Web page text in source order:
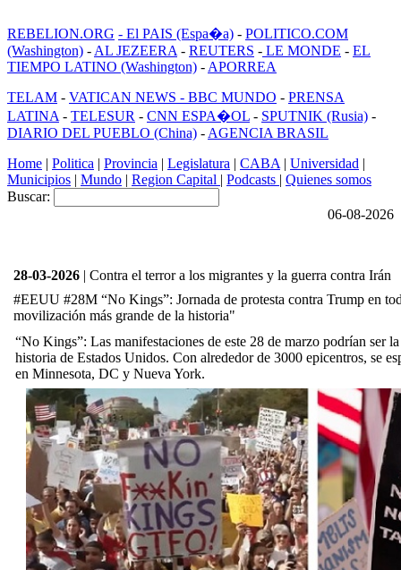
REBELION.ORG - El PAIS (Espa�a) - POLITICO.COM
(Washington) - AL JEZEERA - REUTERS - LE MONDE - EL
TIEMPO LATINO (Washington) - APORREA
TELAM - VATICAN NEWS - BBC MUNDO - PRENSA
LATINA - TELESUR - CNN ESPA�OL - SPUTNIK (Rusia) -
DIARIO DEL PUEBLO (China) - AGENCIA BRASIL
Home | Politica | Provincia | Legislatura | CABA | Universidad |
Municipios | Mundo | Region Capital | Podcasts | Quienes somos
Buscar:
06-08-2026
28-03-2026 | Contra el terror a los migrantes y la guerra contra Irán
#EEUU #28M “No Kings”: Jornada de protesta contra Trump en
movilización más grande de la historia"
“No Kings”: Las manifestaciones de este 28 de marzo podrían ser
historia de Estados Unidos. Con alrededor de 3000 epicentros, se
en Minnesota, DC y Nueva York.